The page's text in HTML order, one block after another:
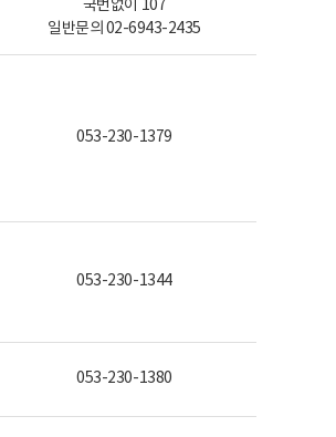
국번없이 107
일반문의 02-6943-2435
053-230-1379
053-230-1344
053-230-1380